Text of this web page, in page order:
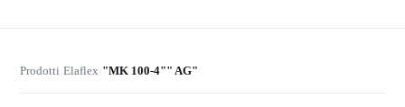
Prodotti›Elaflex›"MK 100-4"" AG"